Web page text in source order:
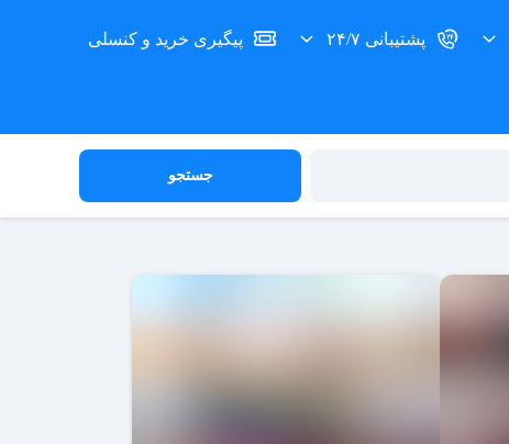
پشتیبانی ۲۴/۷ پیگیری خرید و کنسلی
جستجو